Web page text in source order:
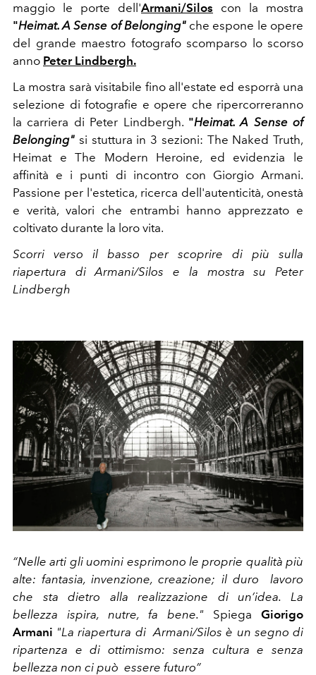
maggio le porte dell'Armani/Silos con la mostra
"Heimat. A Sense of Belonging"che espone le opere
del grande maestro fotografo scomparso lo scorso
anno Peter Lindbergh.
La mostra sarà visitabile fino all'estate ed esporrà una
selezione di fotografie e opere che ripercorreranno
la carriera di Peter Lindbergh. "Heimat. A Sense of
Belonging" si stuttura in 3 sezioni: The Naked Truth,
Heimat eThe Modern Heroine, ed evidenzia le
affinità e i punti di incontro con Giorgio Armani.
Passione per l'estetica, ricerca dell'autenticità, onestà
e verità, valori che entrambi hanno apprezzato e
coltivato durante la loro vita.
Scorri verso il basso per scoprire di più sulla
riapertura di Armani/Silos e la mostra su Peter
Lindbergh
“Nelle arti gli uomini esprimono le proprie qualità più
alte: fantasia, invenzione, creazione; il duro lavoro
che sta dietro alla realizzazione di un’idea. La
bellezza ispira, nutre, fa bene." Spiega Giorigo
Armani "La riapertura di Armani/Silos è un segno di
ripartenza e di ottimismo: senza cultura e senza
bellezza non ci può essere futuro”